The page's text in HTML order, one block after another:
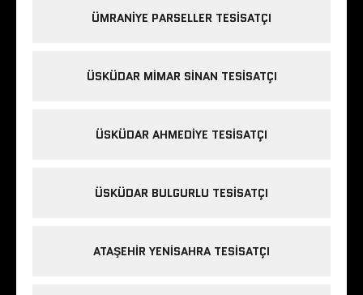
ÜMRANIYE PARSELLER TESISATÇI
ÜSKÜDAR MIMAR SINAN TESISATÇI
ÜSKÜDAR AHMEDIYE TESISATÇI
ÜSKÜDAR BULGURLU TESISATÇI
ATAŞEHIR YENISAHRA TESISATÇI